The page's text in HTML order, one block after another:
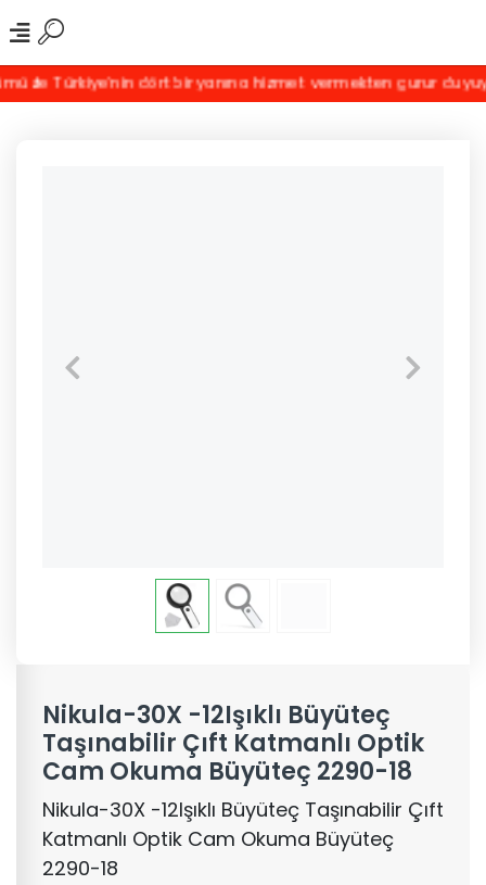
Türkiye'nin dört bir yanına hizmet vermekten gurur
Nikula-30X -12Işıklı Büyüteç
Taşınabilir Çıft Katmanlı Optik
Cam Okuma Büyüteç 2290-18
Nikula-30X -12Işıklı Büyüteç Taşınabilir Çıft
Katmanlı Optik Cam Okuma Büyüteç
2290-18